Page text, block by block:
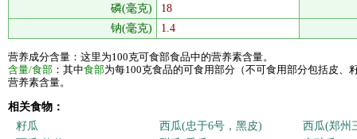
磷(毫克)
18
钠(毫克)
1.4
营养成分含量：这里为100克可食部食品中的营养素含量。
含量/食部 ：其中食部为每100克食品的可食用部分（不可食用部分包括皮、
营养素含量。
相关食物：
籽瓜
西瓜(忠于6号，黑皮)
西瓜(郑州